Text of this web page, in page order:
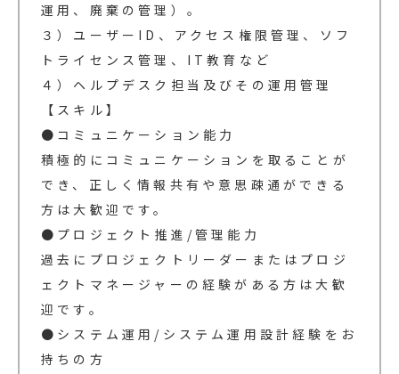
運用、廃棄の管理）。
３）ユーザーID、アクセス権限管理、ソフ
トライセンス管理、IT教育など
４）ヘルプデスク担当及びその運用管理
【スキル】
●コミュニケーション能力
積極的にコミュニケーションを取ることが
でき、正しく情報共有や意思疎通ができる
方は大歓迎です。
●プロジェクト推進/管理能力
過去にプロジェクトリーダーまたはプロジ
ェクトマネージャーの経験がある方は大歓
迎です。
●システム運用/システム運用設計経験をお
持ちの方